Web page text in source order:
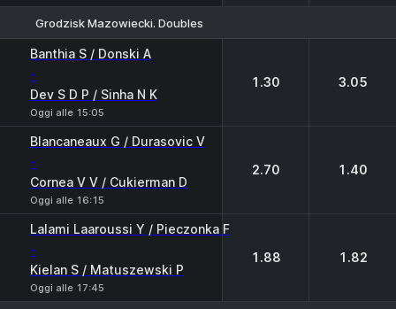
Grodzisk Mazowiecki. Doubles
Banthia S / Donski A
-
Dev S D P / Sinha N K
Oggi alle 15:05
1.30 3.05
Blancaneaux G / Durasovic V
-
Cornea V V / Cukierman D
Oggi alle 16:15
2.70 1.40
Lalami Laaroussi Y / Pieczonka F
-
Kielan S / Matuszewski P
Oggi alle 17:45
1.88 1.82